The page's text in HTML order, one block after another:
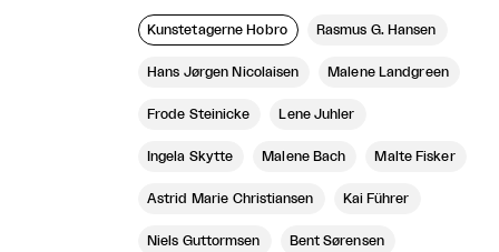
Kunstetagerne Hobro Rasmus G. Hansen
Hans Jørgen Nicolaisen Malene Landgreen
Frode Steinicke Lene Juhler
Ingela Skytte Malene Bach Malte Fisker
Astrid Marie Christiansen Kai Führer
Niels Guttormsen Bent Sørensen